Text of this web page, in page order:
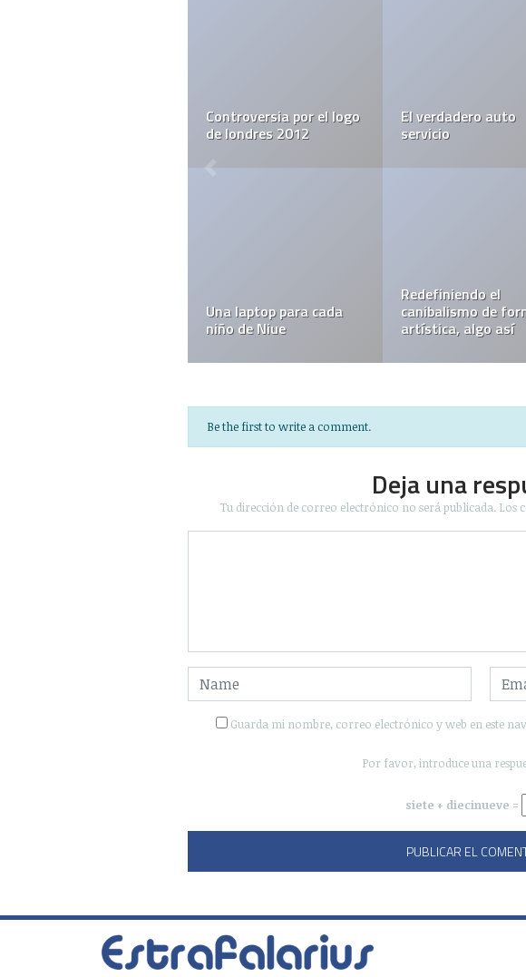
El verdadero auto
servicio
Lo que no puede ser
visto desde el aire
canibalismo de forma
artística, algo así
Roban laptops de
Google para
una lección”
Be the first to write a comment.
Deja una
Tu dirección de correo electrónico no será publicada. Los
Guarda mi nombre, correo electrónico y web en este
Por favor, introduce una
siete + diecinueve =